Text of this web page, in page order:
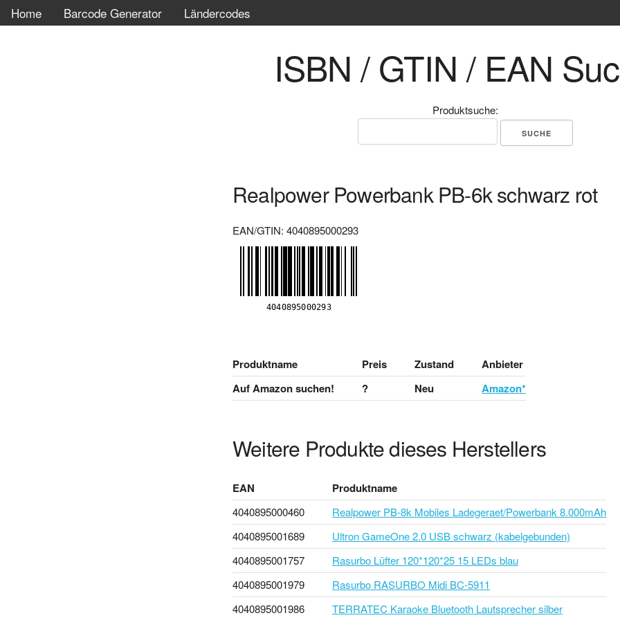
Home Barcode Generator Ländercodes
ISBN / GTIN / EAN
Produktsuche:
Realpower Powerbank PB-6k schwarz rot
EAN/GTIN: 4040895000293
Produktname Preis Zustand
Anbieter
Auf Amazon suchen!
? Neu Amazon*
Weitere Produkte dieses Herstellers
EAN Produktname
4040895000460
Realpower PB-8k Mobiles Ladegeraet/Powerbank 8.000mAh
4040895001689
Ultron GameOne 2.0 USB schwarz (kabelgebunden)
4040895001757
Rasurbo Lüfter 120*120*25 15 LEDs blau
4040895001979
Rasurbo RASURBO Midi BC-5911
4040895001986
TERRATEC Karaoke Bluetooth Lautsprecher silber